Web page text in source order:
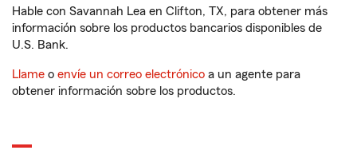
Hable con Savannah Lea en Clifton, TX, para obtener más
información sobre los productos bancarios disponibles de
U.S. Bank.
Llame o envíe un correo electrónico a un agente para
obtener información sobre los productos.